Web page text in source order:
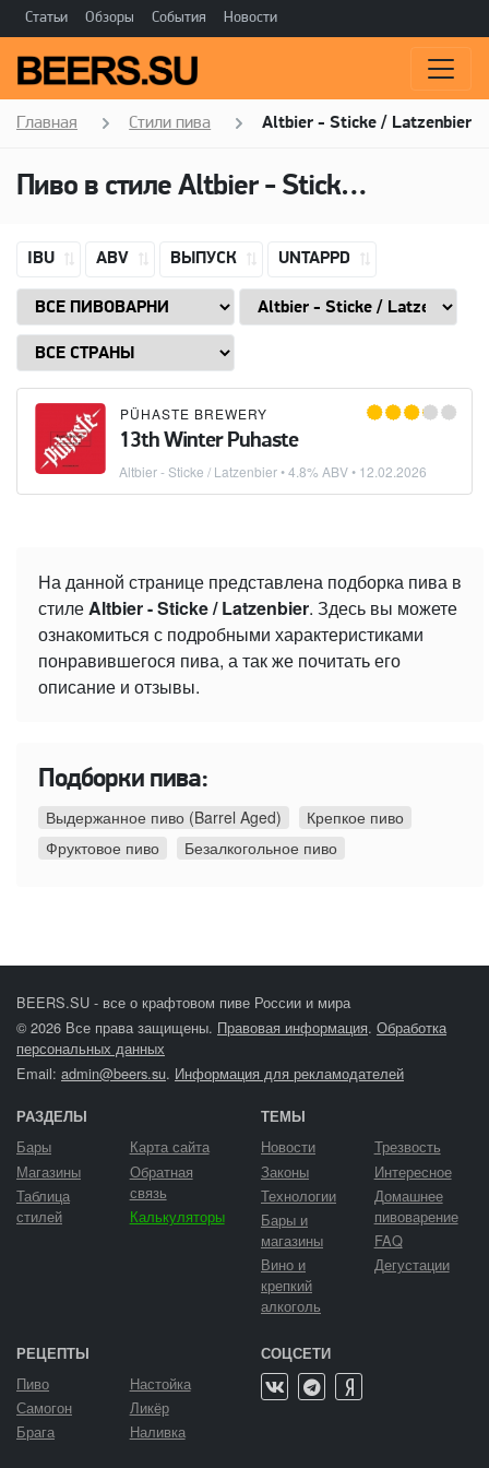
Статьи Обзоры События Новости
Главная Стили пива Altbier - Sticke / Latzenbier
Пиво в стиле Altbier - Sticke / Latzenbier
IBU ABV ВЫПУСК UNTAPPD
PÜHASTE BREWERY
13th Winter Puhaste
Altbier - Sticke / Latzenbier• 4.8% ABV • 12.02.2026
На данной странице представлена подборка пива в
стилеAltbier - Sticke / Latzenbier. Здесь вы можете
ознакомиться с подробными характеристиками
понравившегося пива, а так же почитать его
описание и отзывы.
Подборки пива:
Выдержанное пиво (Barrel Aged)
Крепкое пиво
Фруктовое пиво
Безалкогольное пиво
BEERS.SU - все о крафтовом пиве России и мира
© 2026 Все права защищены. Правовая информация. Обработка
персональных данных
Email: admin@beers.su. Информация для рекламодателей
РАЗДЕЛЫ
Бары
Магазины
Таблица
стилей
Карта сайта
Обратная
связь
Калькуляторы
ТЕМЫ
Новости
Законы
Технологии
Бары и
магазины
Вино и
крепкий
алкоголь
Трезвость
Интересное
Домашнее
пивоварение
FAQ
Дегустации
РЕЦЕПТЫ
Пиво
Самогон
Брага
Настойка
Ликёр
Наливка
СОЦСЕТИ